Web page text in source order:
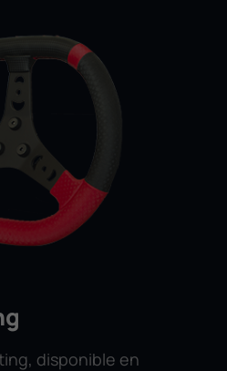
disponible en